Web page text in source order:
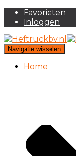
Favorieten
Inloggen
Navigatie wisselen
Home